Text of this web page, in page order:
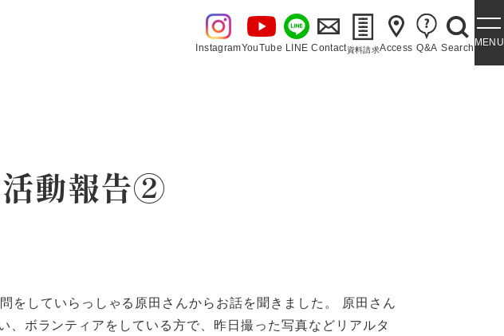
InstagramYouTube LINE Contact資料請求Access Q&A SearchMENU
環境・施設 あゆみ・泉ヶ丘讃歌
活動報告②
をしていらっしゃる原田さんからお話を聞きました。 原田さん
ボランティアをしている方で、昨日撮った写真などリアルタ